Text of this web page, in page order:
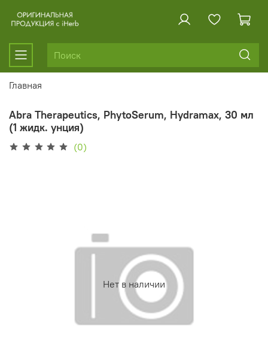
Главная
Abra Therapeutics, PhytoSerum, Hydramax, 30 мл
(1 жидк. унция)
(0)
Нет в наличии